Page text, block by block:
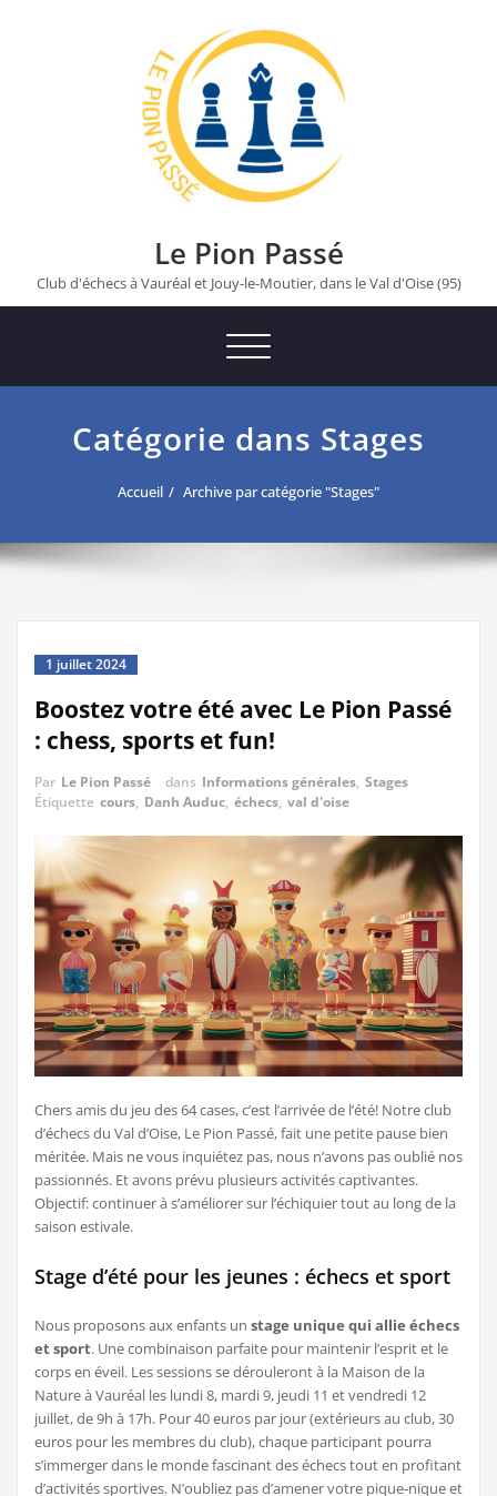
Le Pion Passé
Club d'échecs à Vauréal et Jouy-le-Moutier, dans le Val d'Oise (95)
Toggle
Catégorie dans Stages
Accueil Archive par catégorie "Stages"
1 juillet 2024
Boostez votre été avec Le Pion Passé
: chess, sports et fun!
Par Le Pion Passé dans Informations générales, Stages
Étiquette cours, Danh Auduc, échecs, val d'oise
Chers amis du jeu des 64 cases, c’est l’arrivée de l’été! Notre club
d’échecs du Val d’Oise, Le Pion Passé, fait une petite pause bien
méritée. Mais ne vous inquiétez pas, nous n’avons pas oublié nos
passionnés. Et avons prévu plusieurs activités captivantes.
Objectif: continuer à s’améliorer sur l’échiquier tout au long de la
saison estivale.
Stage d’été pour les jeunes : échecs et sport
Nous proposons aux enfants un stage unique qui allie échecs
et sport. Une combinaison parfaite pour maintenir l’esprit et le
corps en éveil. Les sessions se dérouleront à la Maison de la
Nature à Vauréal les lundi 8, mardi 9, jeudi 11 et vendredi 12
juillet, de 9h à 17h. Pour 40 euros par jour (extérieurs au club, 30
euros pour les membres du club), chaque participant pourra
s’immerger dans le monde fascinant des échecs tout en profitant
d’activités sportives. N’oubliez pas d’amener votre pique-nique et